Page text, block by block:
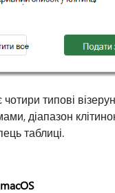
чотири типові
діапазон
таблиці.
macOS